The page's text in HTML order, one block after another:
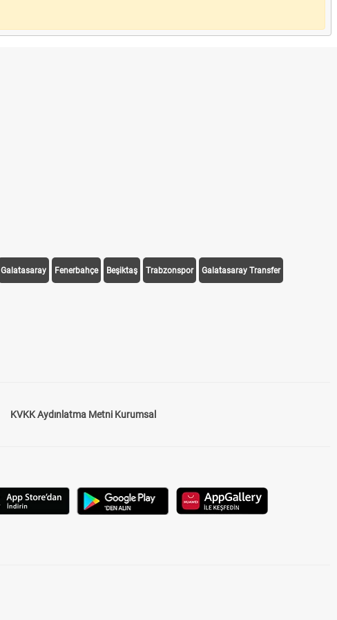
Galatasaray Fenerbahçe Beşiktaş Trabzonspor Galatasaray Transfer
KVKK Aydınlatma Metni Kurumsal